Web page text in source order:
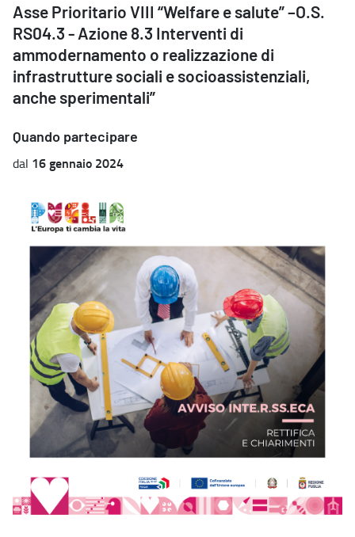
Asse Prioritario VIII “Welfare e salute” –O.S.
RS04.3 - Azione 8.3 Interventi di
ammodernamento o realizzazione di
infrastrutture sociali e socioassistenziali,
anche sperimentali”
Quando partecipare
dal 16 gennaio 2024